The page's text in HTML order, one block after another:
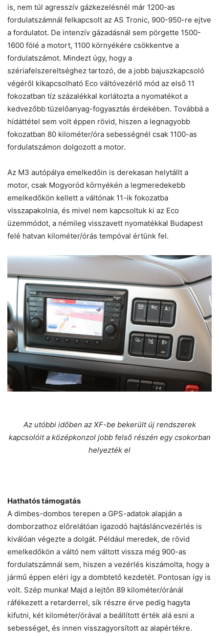
is, nem túl agresszív gázkezelésnél már 1200-as
fordulatszámnál felkapcsolt az AS Tronic, 900-950-re ejtve
a fordulatot. De intenzív gázadásnál sem pörgette 1500-
1600 fölé a motort, 1100 környékére csökkentve a
fordulatszámot. Mindezt úgy, hogy a
szériafelszereltséghez tartozó, de a jobb bajuszkapcsoló
végéről kikapcsolható Eco váltóvezérlő mód az első 11
fokozatban tíz százalékkal korlátozta a nyomatékot a
kedvezőbb tüzelőanyag-fogyasztás érdekében. Továbbá a
hídáttétel sem volt éppen rövid, hiszen a legnagyobb
fokozatban 80 kilométer/óra sebességnél csak 1100-as
fordulatszámon dolgozott a motor.
Az M3 autópálya emelkedőin is derekasan helytállt a
motor, csak Mogyoród környékén a legmeredekebb
emelkedőkön kellett a váltónak 11-ik fokozatba
visszapakolnia, és mivel nem kapcsoltuk ki az Eco
üzemmódot, a némileg visszavett nyomatékkal Budapest
felé hatvan kilométer/órás tempóval értünk fel.
Az utóbbi időben az XF-be bekerült új rendszerek
kapcsolóit a középkonzol jobb felső részén egy csokorban
helyezték el
Hathatós támogatás
A dimbes-dombos terepen a GPS-adatok alapján a
domborzathoz előrelátóan igazodó hajtásláncvezérlés is
kiválóan végezte a dolgát. Például meredek, de rövid
emelkedőkön a váltó nem váltott vissza még 900-as
fordulatszámnál sem, hiszen a vezérlés kiszámolta, hogy a
jármű éppen eléri így a dombtető kezdetét. Pontosan így is
volt. Szép munka! Majd a lejtőn 89 kilométer/óránál
ráfékezett a retarderrel, sík részre érve pedig hagyta
kifutni, két kilométer/órával a beállított érték alá esni a
sebességet, és innen visszagyorsított az alapértékre.